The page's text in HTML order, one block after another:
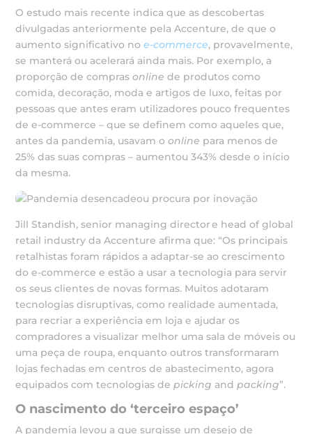
O estudo mais recente indica que as descobertas
divulgadas anteriormente pela Accenture, de que o
aumento significativo noe-commerce, provavelmente,
se manterá ou acelerará ainda mais. Por exemplo, a
proporção de comprasonline de produtos como
comida, decoração, moda e artigos de luxo, feitas por
pessoas que antes eram utilizadores pouco frequentes
de e-commerce – que se definem como aqueles que,
antes da pandemia, usavam oonline para menos de
25% das suas compras – aumentou 343% desde o início
da mesma.
Jill Standish, senior managing director e head of global
retail industry da Accenture afirma que: “Os principais
retalhistas foram rápidos a adaptar-se ao crescimento
do e-commerce e estão a usar a tecnologia para servir
os seus clientes de novas formas. Muitos adotaram
tecnologias disruptivas, como realidade aumentada,
para recriar a experiência em loja e ajudar os
compradores a visualizar melhor uma sala de móveis ou
uma peça de roupa, enquanto outros transformaram
lojas fechadas em centros de abastecimento, agora
equipados com tecnologias depicking andpacking”.
O nascimento do ‘terceiro espaço’
A pandemia levou a que surgisse um desejo de